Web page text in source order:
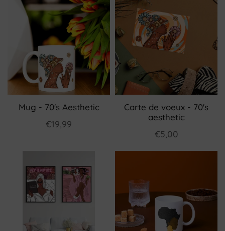
Mug - 70's Aesthetic
€19,99
Carte de voeux - 70's
aesthetic
€5,00